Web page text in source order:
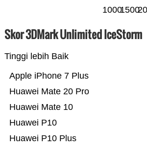
10001500
Skor 3DMark Unlimited IceStorm
Tinggi lebih Baik
Huawei P10 Plus
Huawei P10
Huawei Mate 10
Huawei Mate 20 Pro
Apple iPhone 7 Plus